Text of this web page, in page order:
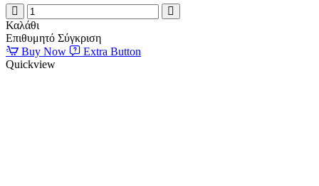
ΓΑΤΟΔΕΝΤΡΟ
ΓΚΡΙ
ΜΕ
ΦΩΛΙΤΣΑ
AMETHYST
57cm
Καλάθι
Επιθυμητό Σύγκριση
Buy Now
Extra Button
Quickview